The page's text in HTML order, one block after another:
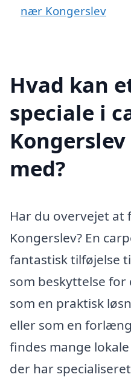
nær Kongerslev
Hvad kan
speciale i
med?
Har du overvejet at
Kongerslev? En
fantastisk tilføjelse
som beskyttelse
som en praktisk
eller som en
findes mange
der har